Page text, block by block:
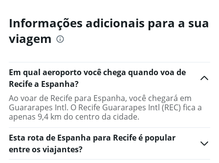
Informações adicionais para a sua
viagem
Em qual aeroporto você chega quando voa de
Recife a Espanha?
Ao voar de Recife para Espanha, você chegará em
Guararapes Intl. O Recife Guararapes Intl (REC) fica a
apenas 9,4 km do centro da cidade.
Esta rota de Espanha para Recife é popular
entre os viajantes?